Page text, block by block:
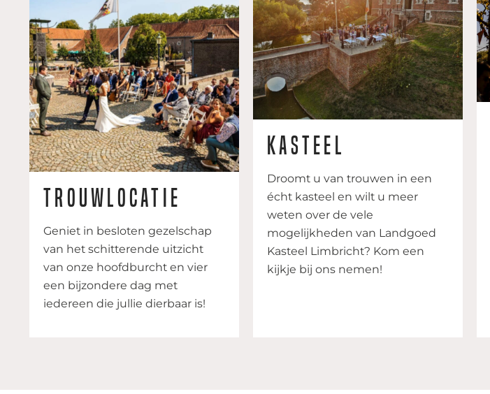
Trouwlocatie
Geniet in besloten gezelschap
van het schitterende uitzicht
van onze hoofdburcht en vier
een bijzondere dag met
iedereen die jullie dierbaar is!
Kasteel
Droomt u van trouwen in een
écht kasteel en wilt u meer
weten over de vele
mogelijkheden van Landgoed
Kasteel Limbricht? Kom een
kijkje bij ons nemen!